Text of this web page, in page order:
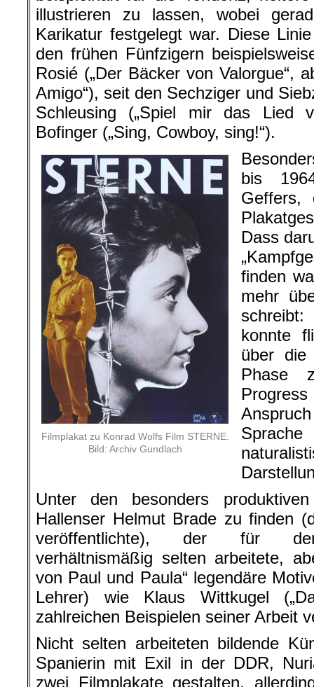
illustrieren zu lassen, wobei
Karikatur festgelegt war. Diese
den frühen Fünfzigern
Rosié („Der Bäcker von Valorgue“,
Amigo“), seit den Sechziger und
Schleusing („Spiel mir das Lied
Bofinger („Sing, Cowboy, sing!“).
Filmplakat zu Konrad Wolfs Film STERNE.
Bild: Archiv Gundlach
bis
Geffers,
Dass
finden
mehr
schreibt:
konnte
über die
Phase
Unter den besonders
Hallenser Helmut Brade zu finden
veröffentlichte), der für den
verhältnismäßig selten arbeitete,
von Paul und Paula“ legendäre
Lehrer) wie Klaus Wittkugel
zahlreichen Beispielen seiner Arbeit
Nicht selten arbeiteten bildende
Spanierin mit Exil in der DDR,
zwei Filmplakate gestalten,